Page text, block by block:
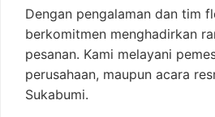
Dengan pengalaman dan tim
berkomitmen menghadirkan
pesanan. Kami melayani
perusahaan, maupun acara
Sukabumi.